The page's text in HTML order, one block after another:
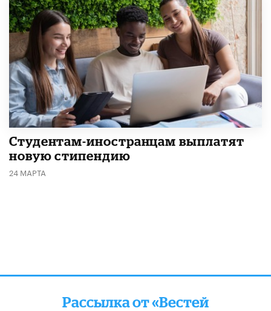
Студентам-иностранцам выплатят
новую стипендию
24 МАРТА
Рассылка от «Вестей